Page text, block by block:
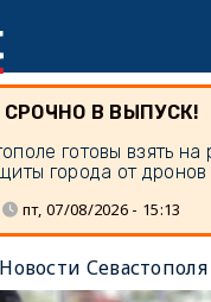
СРОЧНО В ВЫПУСК!
готовы взять на
города от дронов
пт, 07/08/2026 - 15:13
Новости Севастополя